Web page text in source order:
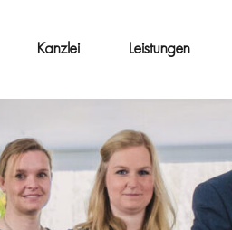
Kanzlei Leistungen